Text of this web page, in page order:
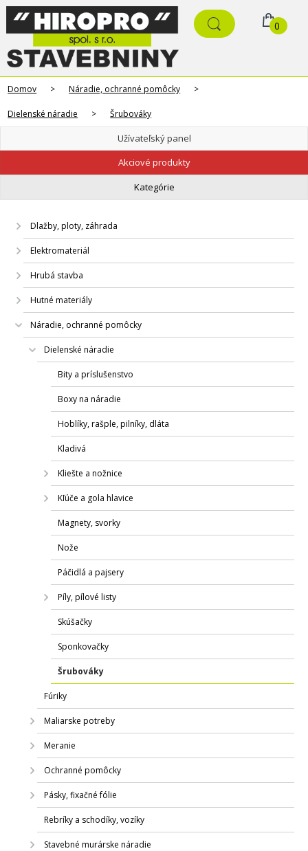
0
Domov > Náradie, ochranné pomôcky >
Dielenské náradie > Šrubováky
Užívateľský panel
Akciové produkty
Kategórie
Dlažby, ploty, záhrada
Elektromateriál
Hrubá stavba
Hutné materiály
Náradie, ochranné pomôcky
Dielenské náradie
Bity a príslušenstvo
Boxy na náradie
Hoblíky, rašple, pilníky, dláta
Kladivá
Kliešte a nožnice
Kľúče a gola hlavice
Magnety, svorky
Nože
Páčidlá a pajsery
Píly, pílové listy
Skúšačky
Sponkovačky
Šrubováky
Fúriky
Maliarske potreby
Meranie
Ochranné pomôcky
Pásky, fixačné fólie
Rebríky a schodíky, vozíky
Stavebné murárske náradie